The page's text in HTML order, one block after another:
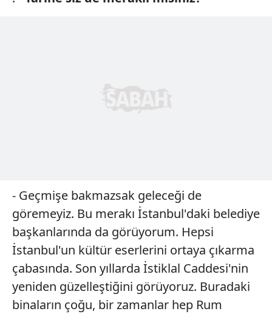
- Geçmişe bakmazsak geleceği de
göremeyiz. Bu merakı İstanbul'daki belediye
başkanlarında da görüyorum. Hepsi
İstanbul'un kültür eserlerini ortaya çıkarma
çabasında. Son yıllarda İstiklal Caddesi'nin
yeniden güzelleştiğini görüyoruz. Buradaki
binaların çoğu, bir zamanlar hep Rum